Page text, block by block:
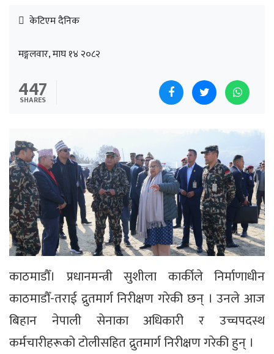
केटिएम दैनिक
मङ्गलवार, माघ १४ २०८२
447
SHARES
काठमाडौँ। प्रधानमन्त्री सुशीला कार्कीले निर्माणाधीन
काठमाडौँ-तराई द्रुतमार्ग निरीक्षण गरेकी छन् । उनले आज
बिहान नेपाली सेनाका अधिकारी र उच्चपदस्थ
कर्मचारीहरूको टोलीसहित द्रुतमार्ग निरीक्षण गरेकी हुन् ।